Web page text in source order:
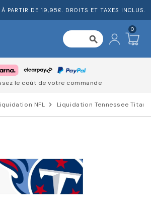
À PARTIR DE 19,95£. DROITS ET TAXES INCLUS.
search
0
le coût de votre commande
NFL chevron_right Liquidation Tennessee Titans